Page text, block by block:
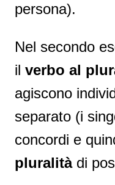
persona).
Nel secondo
il verbo al
agiscono
separato (i
concordi e
pluralitàdi